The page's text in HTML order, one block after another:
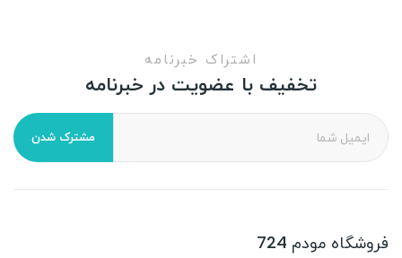
اشتراک خبرنامه
تخفیف با عضویت در خبرنامه
مشترک شدن
فروشگاه مودم 724